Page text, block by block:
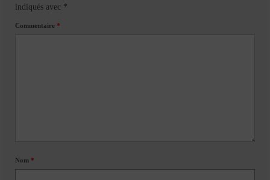
indiqués avec *
Commentaire *
Nom *